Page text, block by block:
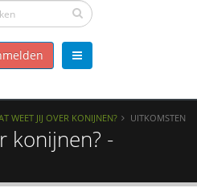
WEET JIJ OVER KONIJNEN? UITKOMSTEN
konijnen? -